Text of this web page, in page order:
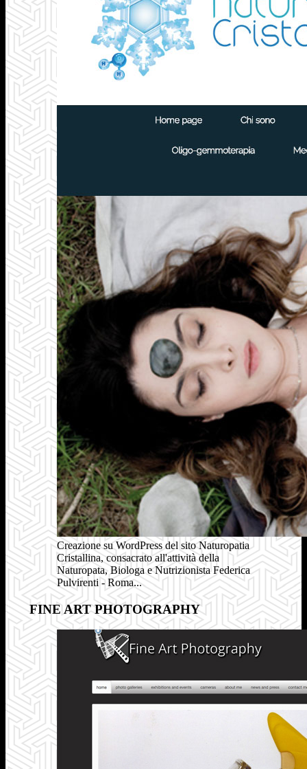
Creazione su WordPress del sito Naturopatia
Cristallina, consacrato all'attività della
Naturopata, Biologa e Nutrizionista Federica
Pulvirenti - Roma...
FINE ART PHOTOGRAPHY